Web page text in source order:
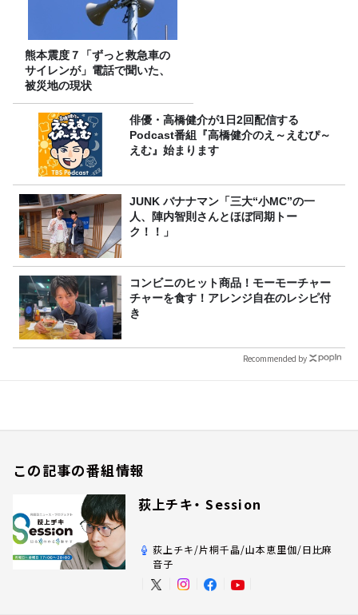
熊本震度７「ずっと救急車の
サイレンが」電話で聞いた、
被災地の現状
俳優・高橋健介が1日2回配信する
Podcast番組『高橋健介のえ～えむぴ～
えむ』始まります
JUNK バナナマン「三大“小MC”の一
人、陣内智則さんとほぼ同期トー
ク！！」
コンビニのヒット商品！モーモーチャー
チャーを食す！アレンジ自在のレシピ付
き
Recommended by
この記事の番組情報
荻上チキ・ Session
荻上チキ/片桐千晶/山本恵里伽/日比麻
音子